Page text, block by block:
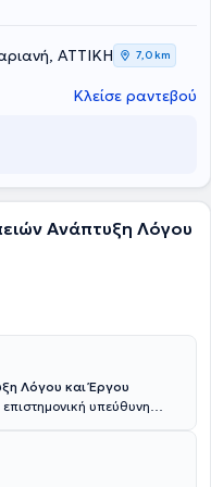
ΑΤΤΙΚΗ 7,0 km
Κλείσε ραντεβού
Ανάπτυξη Λόγου
Λόγου και Έργου
υπεύθυνη
θεραπευτές
φάσμα για μια